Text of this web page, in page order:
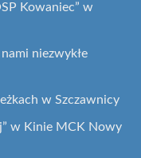
Kowaniec” w
niezwykłe
w Szczawnicy
w Kinie MCK Nowy